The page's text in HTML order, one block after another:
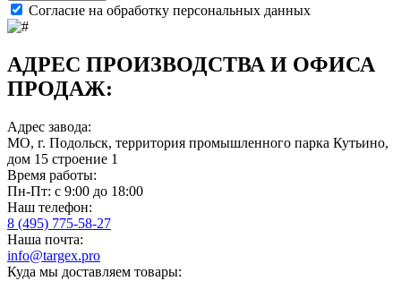
Согласие на обработку персональных данных
АДРЕС ПРОИЗВОДСТВА И ОФИСА
ПРОДАЖ:
Адрес завода:
МО, г. Подольск, территория промышленного парка Кутьино,
дом 15 строение 1
Время работы:
Пн-Пт: с 9:00 до 18:00
Наш телефон:
8 (495) 775-58-27
Наша почта:
info@targex.pro
Куда мы доставляем товары: